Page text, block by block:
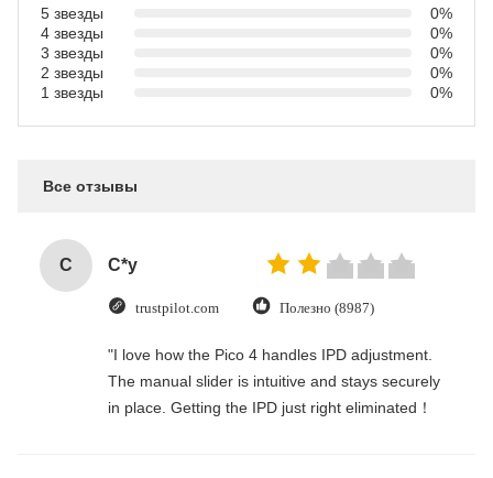
5 звезды
0%
4 звезды
0%
3 звезды
0%
2 звезды
0%
1 звезды
0%
Все отзывы
C C*y
trustpilot.com Полезно (8987)
"I love how the Pico 4 handles IPD adjustment.
The manual slider is intuitive and stays securely
in place. Getting the IPD just right eliminated！